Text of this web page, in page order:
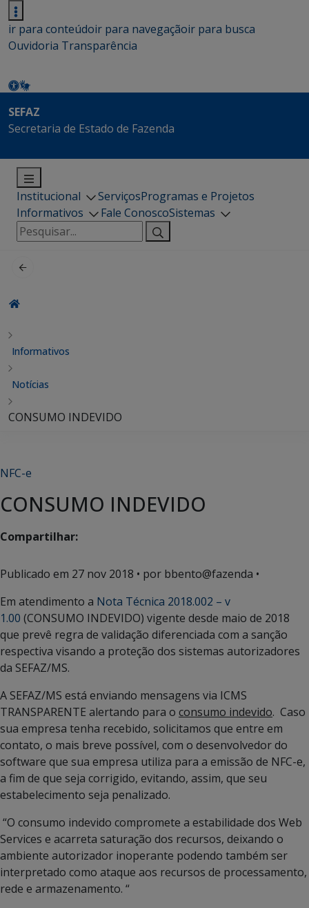
ir para conteúdoir para navegaçãoir para busca
Ouvidoria Transparência
SEFAZ
Secretaria de Estado de Fazenda
Institucional ServiçosProgramas e Projetos
Informativos
Fale ConoscoSistemas
Pesquisar
por:
Informativos
Notícias
CONSUMO INDEVIDO
NFC-e
CONSUMO INDEVIDO
Compartilhar:
Publicado em 27 nov 2018 • por bbento@fazenda •
Em atendimento a Nota Técnica 2018.002 – v
1.00 (CONSUMO INDEVIDO) vigente desde maio de 2018
que prevê regra de validação diferenciada com a sanção
respectiva visando a proteção dos sistemas autorizadores
da SEFAZ/MS.
A SEFAZ/MS está enviando mensagens via ICMS
TRANSPARENTE alertando para o consumo indevido. Caso
sua empresa tenha recebido, solicitamos que entre em
contato, o mais breve possível, com o desenvolvedor do
software que sua empresa utiliza para a emissão de NFC-e,
a fim de que seja corrigido, evitando, assim, que seu
estabelecimento seja penalizado.
“O consumo indevido compromete a estabilidade dos Web
Services e acarreta saturação dos recursos, deixando o
ambiente autorizador inoperante podendo também ser
interpretado como ataque aos recursos de processamento,
rede e armazenamento. “